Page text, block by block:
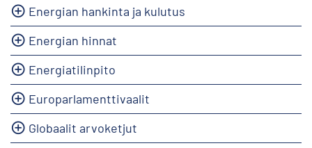
Energian hankinta ja kulutus
Energian hinnat
Energiatilinpito
Europarlamenttivaalit
Globaalit arvoketjut